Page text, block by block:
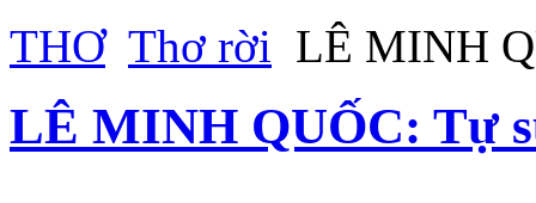
THƠ Thơ rời LÊ MINH
LÊ MINH QUỐC: Tự